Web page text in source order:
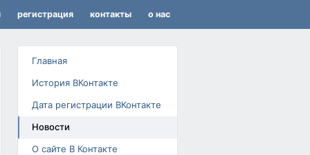
регистрация контакты о нас
Главная
История ВКонтакте
Дата регистрации ВКонтакте
Новости
О сайте В Контакте